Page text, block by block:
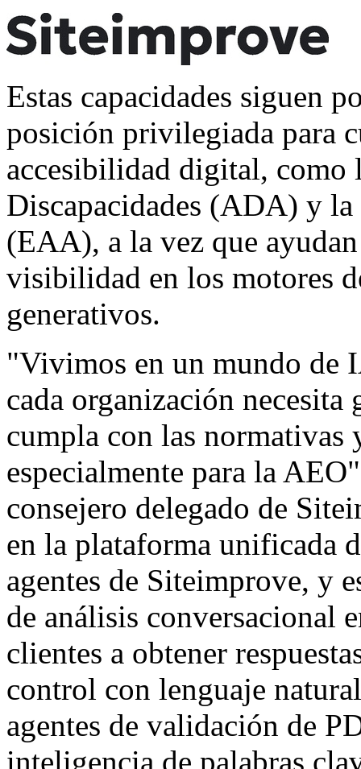
Estas capacidades siguen
posición privilegiada para
accesibilidad digital, como
Discapacidades (ADA) y
(EAA), a la vez que
visibilidad en los motores
generativos.
"Vivimos en un mundo de
cada organización
cumpla con las normativas
especialmente para la
consejero delegado de
en la plataforma unificada
agentes de Siteimprove, y
de análisis conversacional
clientes a obtener
control con lenguaje
agentes de validación de
inteligencia de palabras